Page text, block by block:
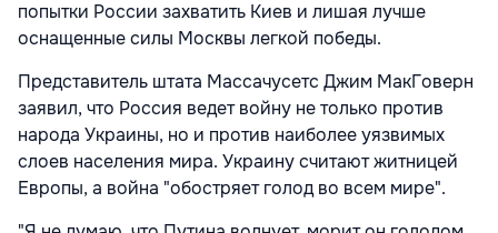
попытки России захватить Киев и лишая лучше
оснащенные силы Москвы легкой победы.
Представитель штата Массачусетс Джим МакГоверн
заявил, что Россия ведет войну не только против
народа Украины, но и против наиболее уязвимых
слоев населения мира. Украину считают житницей
Европы, а война "обостряет голод во всем мире".